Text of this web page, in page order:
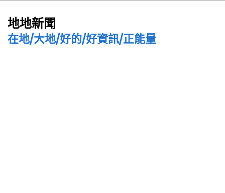
地地新聞
在地/大地/好的/好資訊/正能量